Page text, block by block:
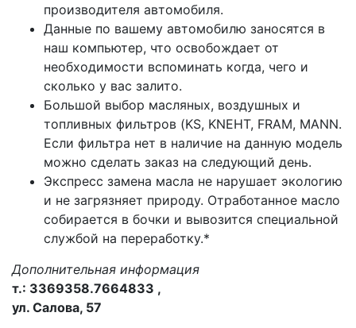
производителя автомобиля.
Данные по вашему автомобилю заносятся в
наш компьютер, что освобождает от
необходимости вспоминать когда, чего и
сколько у вас залито.
Большой выбор масляных, воздушных и
топливных фильтров (KS, KNEHT, FRAM, MANN.
Если фильтра нет в наличие на данную модель
можно сделать заказ на следующий день.
Экспресс замена масла не нарушает экологию
и не загрязняет природу. Отработанное масло
собирается в бочки и вывозится специальной
службой на переработку.*
Дополнительная информация
т.: 3369358.7664833 ,
ул. Салова, 57